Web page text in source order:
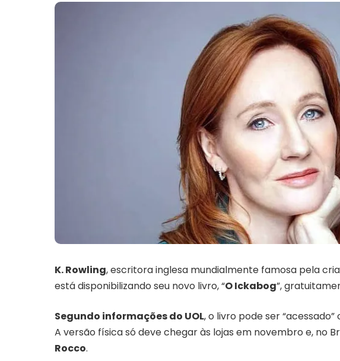
K. Rowling, escritora inglesa mundialmente famosa pela
está disponibilizando seu novo livro, “O Ickabog”,
Segundo informações do UOL, o livro pode ser
A versão física só deve chegar às lojas em novembro e, no
Rocco.